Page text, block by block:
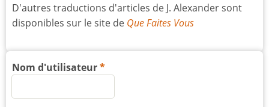
D'autres traductions d'articles de J. Alexander sont
disponibles sur le site de Que Faites Vous
Nom d'utilisateur